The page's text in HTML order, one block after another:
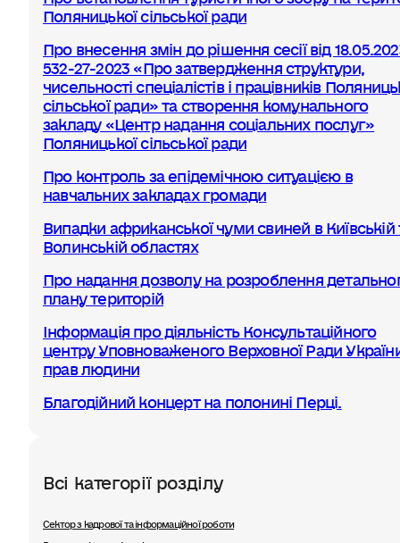
Поляницької сільської ради
Про внесення змін до рішення сесії від
532-27-2023 «Про затвердження структури,
чисельності спеціалістів і працівників
сільської ради» та створення комунального
закладу «Центр надання соціальних послуг»
Поляницької сільської ради
Про контроль за епідемічною ситуацією в
навчальних закладах громади
Випадки африканської чуми свиней в Київській
Волинській областях
Про надання дозволу на розроблення
плану територій
Інформація про діяльність Консультаційного
центру Уповноваженого Верховної Ради
прав людини
Благодійний концерт на полонині Перці.
Всі категорії розділу
Сектор з кадрової та інформаційної роботи